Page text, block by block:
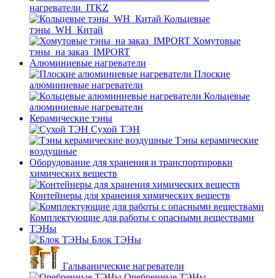
нагреватели_ITKZ
Кольцевые
тэны_WH_Китай
Хомутовые
тэны_на заказ_IMPORT
Алюминиевые нагреватели
Плоские
алюминиевые нагреватели
Кольцевые
алюминиевые нагреватели
Керамические тэны
Сухой ТЭН
Тэны керамические
воздушные
Оборудование для хранения и транспортировки
химических веществ
Контейнеры для хранения химических веществ
Комплектующие для работы с опасными веществами
ТЭНы
Блок ТЭНы
Гальванические нагреватели